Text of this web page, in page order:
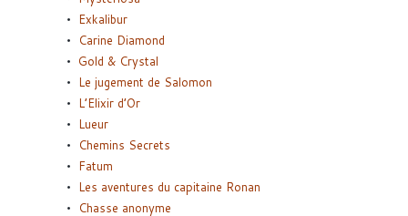
Exkalibur
Carine Diamond
Gold & Crystal
Le jugement de Salomon
L’Elixir d’Or
Lueur
Chemins Secrets
Fatum
Les aventures du capitaine Ronan
Chasse anonyme